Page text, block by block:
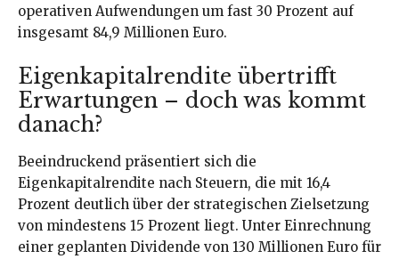
operativen Aufwendungen um fast 30 Prozent auf
insgesamt 84,9 Millionen Euro.
Eigenkapitalrendite übertrifft
Erwartungen – doch was kommt
danach?
Beeindruckend präsentiert sich die
Eigenkapitalrendite nach Steuern, die mit 16,4
Prozent deutlich über der strategischen Zielsetzung
von mindestens 15 Prozent liegt. Unter Einrechnung
einer geplanten Dividende von 130 Millionen Euro für